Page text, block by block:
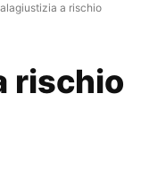
a rischio
rischio